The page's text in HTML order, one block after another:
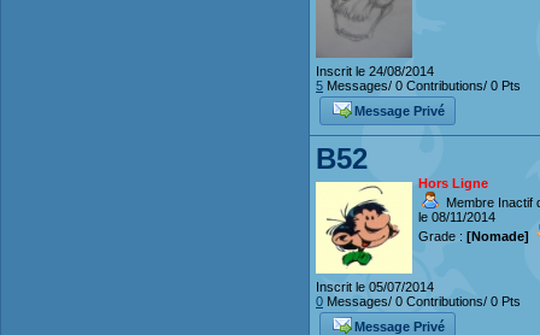
Inscrit le 24/08/2014
5 Messages/ 0 Contributions/ 0 Pts
Message Privé
B52
Hors Ligne
Membre Inactif
le 08/11/2014
Grade : [Nomade]
Inscrit le 05/07/2014
0 Messages/ 0 Contributions/ 0 Pts
Message Privé